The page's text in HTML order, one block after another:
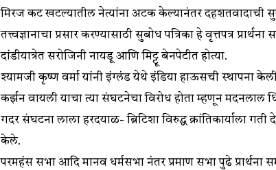
मिरज कट खटल्यातील नेत्यांना अटक केल्यानंतर दहशतवादाची
तत्त्वज्ञानाचा प्रसार करण्यासाठी सुबोध पत्रिका हे वृत्तपत्र
दांडीयात्रेत सरोजिनी नायडू आणि मिट्टू बेनपेटीत होत्या.
श्यामजी कृष्ण वर्मा यांनी इंग्लंड येथे इंडिया हाऊसची स्थापना केली.
कर्झन वायली याचा त्या संघटनेचा विरोध होता म्हणून मदनलाल
गदर संघटना लाला हरदयाळ- ब्रिटिशा विरुद्ध क्रांतिकार्याला
केले.
परमहंस सभा आदि मानव धर्मसभा नंतर प्रमाण सभा पुढे प्रार्थना